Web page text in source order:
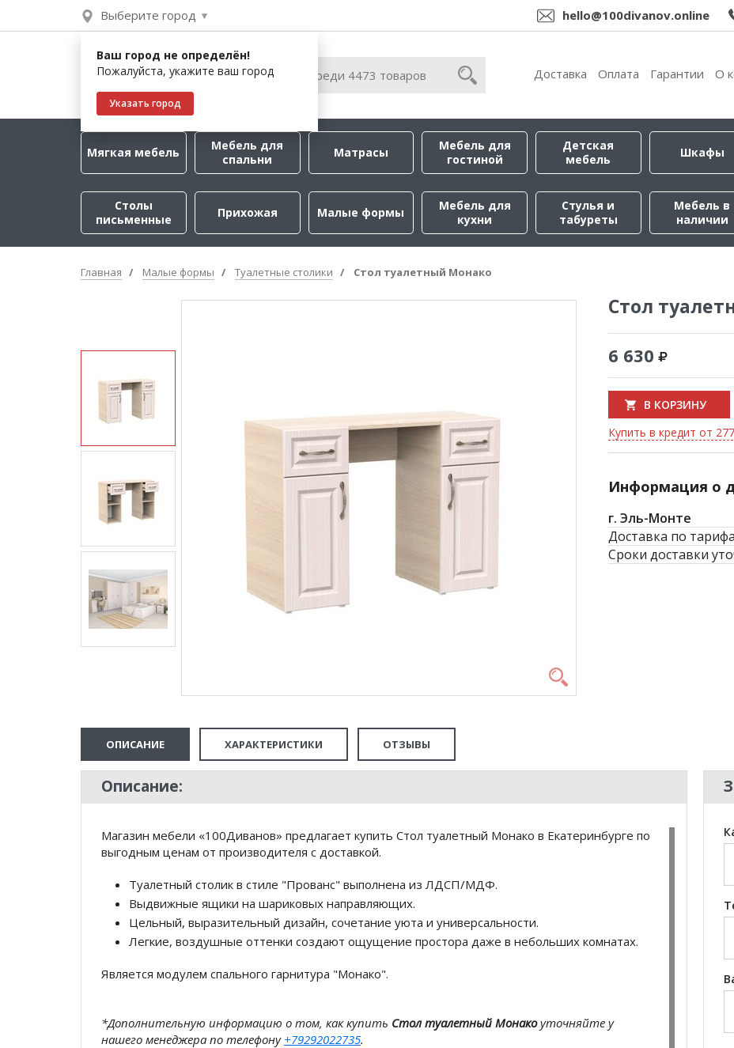
Выберите город
Ваш город не определён!
Пожалуйста, укажите ваш город
Указать город
hello@100divanov.online
Доставка Оплата Гарантии О
Мягкая мебель
Мебель для
спальни
Матрасы
Мебель для
гостиной
Детская
мебель
Шкафы
Столы
письменные
Прихожая Малые формы
Мебель для
кухни
Стулья и
табуреты
Мебель в
наличии
Главная Малые формы Туалетные столики Стол туалетный Монако
Стол
6 630
В КОРЗИНУ
Купить в кредит от
Информация о
г. Эль-Монте
Доставка по
Сроки доставки
ОПИСАНИЕ ХАРАКТЕРИСТИКИ ОТЗЫВЫ
Описание:
Магазин мебели «100Диванов» предлагает купить Стол туалетный Монако в Екатеринбурге по
выгодным ценам от производителя с доставкой.
Туалетный столик в стиле "Прованс" выполнена из ЛДСП/МДФ.
Выдвижные ящики на шариковых направляющих.
Цельный, выразительный дизайн, сочетание уюта и универсальности.
Легкие, воздушные оттенки создают ощущение простора даже в небольших комнатах.
Является модулем спального гарнитура "Монако".
*Дополнительную информацию о том, как купить Стол туалетный Монакоуточняйте у
нашего менеджера по телефону +79292022735.